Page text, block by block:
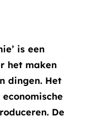
is een
het maken
dingen. Het
De